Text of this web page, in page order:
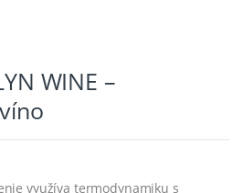
WINE –
využíva termodynamiku s